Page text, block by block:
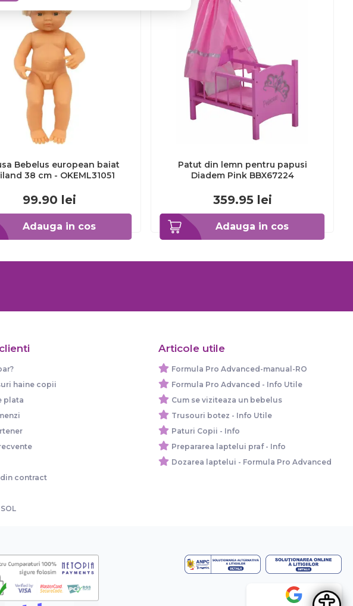
Adauga in cos
Bebelus european baiat
38 cm - OKEML31051
99.90 lei
Adauga in cos
Patut din lemn pentru papusi
Diadem Pink BBX67224
359.95 lei
haine copii
plata
contract
Articole utile
Formula Pro Advanced-manual-RO
Formula Pro Advanced - Info Utile
Cum se viziteaza un bebelus
Trusouri botez - Info Utile
Paturi Copii - Info
Prepararea laptelui praf - Info
Dozarea laptelui - Formula Pro Advanced